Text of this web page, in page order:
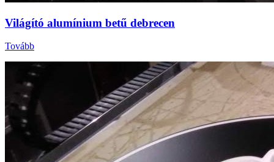
Világító alumínium betű debrecen
Tovább